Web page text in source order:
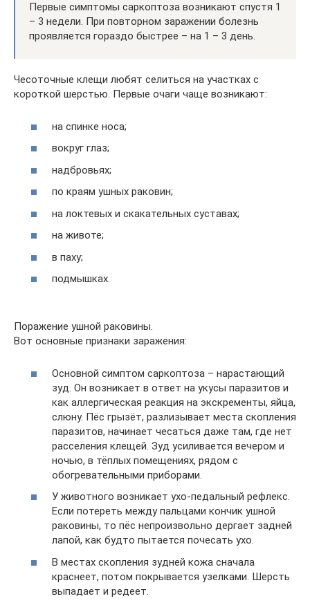
Первые симптомы саркоптоза возникают спустя 1
– 3 недели. При повторном заражении болезнь
проявляется гораздо быстрее – на 1 – 3 день.
Чесоточные клещи любят селиться на участках с
короткой шерстью. Первые очаги чаще возникают:
на спинке носа;
вокруг глаз;
надбровьях;
по краям ушных раковин;
на локтевых и скакательных суставах;
на животе;
в паху;
подмышках.
Поражение ушной раковины.
Вот основные признаки заражения:
Основной симптом саркоптоза – нарастающий
зуд. Он возникает в ответ на укусы паразитов и
как аллергическая реакция на экскременты, яйца,
слюну. Пёс грызёт, разлизывает места скопления
паразитов, начинает чесаться даже там, где нет
расселения клещей. Зуд усиливается вечером и
ночью, в тёплых помещениях, рядом с
обогревательными приборами.
У животного возникает ухо-педальный рефлекс.
Если потереть между пальцами кончик ушной
раковины, то пёс непроизвольно дергает задней
лапой, как будто пытается почесать ухо.
В местах скопления зудней кожа сначала
краснеет, потом покрывается узелками. Шерсть
выпадает и редеет.